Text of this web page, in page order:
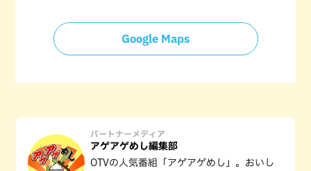
Google Maps
パートナーメディア
アゲアゲめし編集部
OTVの人気番組「アゲアゲめし」。おいし